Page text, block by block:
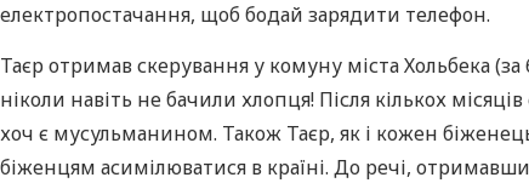
електропостачання, щоб бодай зарядити телефон.
Таєр отримав скерування у комуну міста Хольбека
ніколи навіть не бачили хлопця! Після кількох
хоч є мусульманином. Також Таєр, як і кожен
біженцям асимілюватися в країні. До речі,